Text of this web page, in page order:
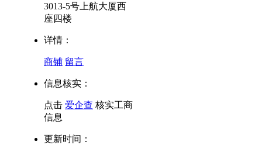
3013-5号上航大厦西
座四楼
详情：
商铺 留言
信息核实：
点击 爱企查 核实工商
信息
更新时间：